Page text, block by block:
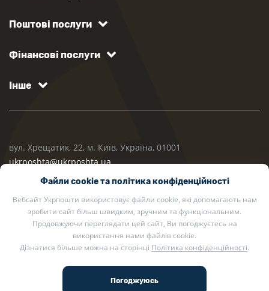
Файли cookie та політика конфіденційності
Вебсайт Укрпошти використовує файли cookie, які допомагають нам
зробити сайт більш швидким, зручним та функціональним.
Продовжуючи переглядати цей сайт, Ви погоджуєтесь на
використання нами файлів cookie.
Дізнатися більше можна на сторінці Політика конфіденційності.
Поштові послуги
Фінансові послуги
Інше
вул. Хрещатик, 22, м. Київ, Україна, 01001
ukrposhta@ukrposhta.ua
2002 — 2026 Укрпошта. Всі права захищено.